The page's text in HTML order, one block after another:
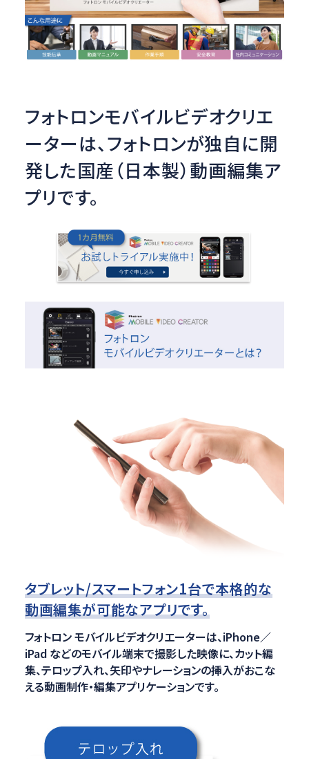
フォトロンモバイルビデオクリエ
ーターは、フォトロンが独自に開
発した国産（日本製）動画編集ア
プリです。
タブレット/スマートフォン1台で本格的な
動画編集が可能なアプリです。
フォトロン モバイルビデオクリエーターは、iPhone／
iPad などのモバイル端末で撮影した映像に、カット編
集、テロップ入れ、矢印やナレーションの挿入がおこな
える動画制作・編集アプリケーションです。